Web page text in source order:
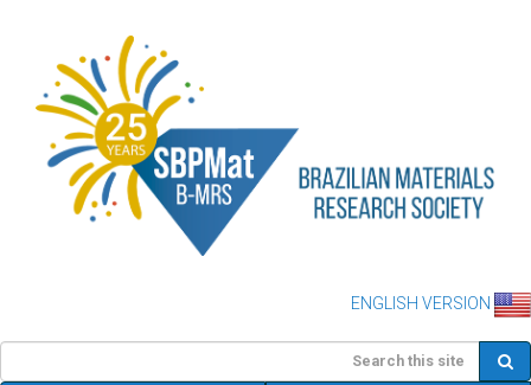
ENGLISH VERSION